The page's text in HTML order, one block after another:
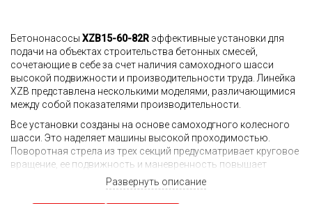
Бетононасосы XZB15-60-82R эффективные установки для
подачи на объектах строительства бетонных смесей,
сочетающие в себе за счет наличия самоходного шасси
высокой подвижности и производительности труда. Линейка
XZB представлена несколькими моделями, различающимися
между собой показателями производительности.
Все установки созданы на основе самоходгного колесного
шасси. Это наделяет машины высокой проходимостью.
Поворотная стрела из трех секций предусматривает круговое
вращение, ее подвижность и маневренность повышает
скорость выполнения бетонных работ на объекте.
Развернуть описание